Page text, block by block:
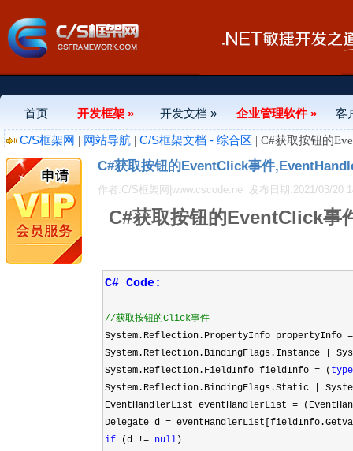
首页 开发框架 » 开发文档 » 企业管理软件 »
客
C/S框架网 | 网站导航 | C/S框架文档 - 综合区 | C#获取按钮的
C#获取按钮的EventClick事件
作者:C/S框架网|www.cscode.ne 发布日期:2021/03/20
C#获取按钮的EventClick
C# Code:
//获取按钮的Click事件
System.Reflection.PropertyInfo propertyInfo =
System.Reflection.BindingFlags.Instance
System.Reflection.FieldInfo fieldInfo = (
System.Reflection.BindingFlags.Static
EventHandlerList eventHandlerList =
Delegate d =
if (d != null )